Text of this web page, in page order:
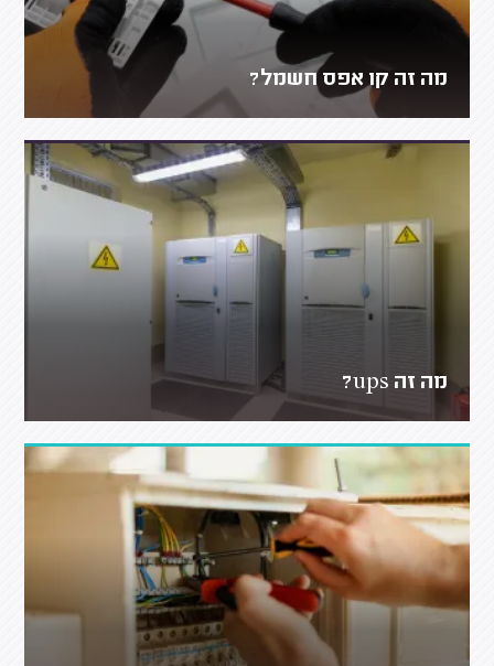
מה זה קו אפס חשמל?
מה זה ups?